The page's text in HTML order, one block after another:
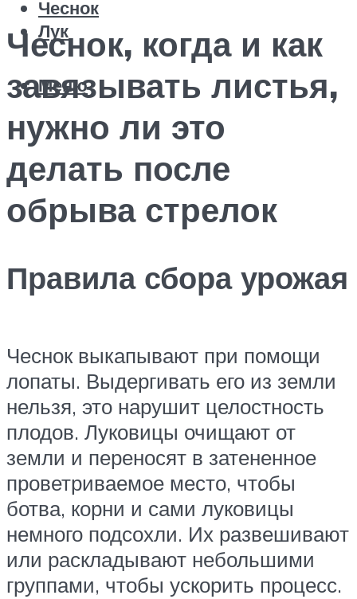
Чеснок
Лук
Меню
Чеснок, когда и как
завязывать листья,
нужно ли это
делать после
обрыва стрелок
Правила сбора урожая
Чеснок выкапывают при помощи
лопаты. Выдергивать его из земли
нельзя, это нарушит целостность
плодов. Луковицы очищают от
земли и переносят в затененное
проветриваемое место, чтобы
ботва, корни и сами луковицы
немного подсохли. Их развешивают
или раскладывают небольшими
группами, чтобы ускорить процесс.